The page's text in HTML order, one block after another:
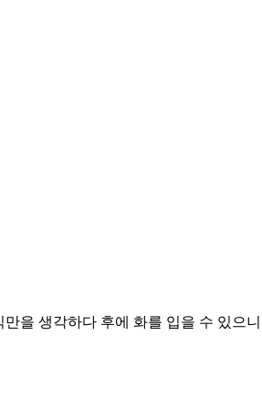
을 생각하다 후에 화를 입을 수 있으